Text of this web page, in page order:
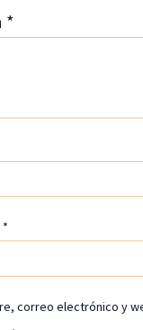
*
*
correo electrónico y